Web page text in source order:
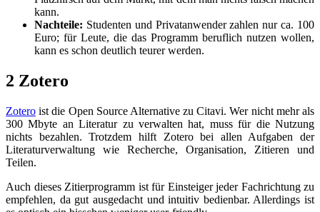
kann.
Nachteile: Studenten und Privatanwender zahlen nur ca. 100
Euro; für Leute, die das Programm beruflich nutzen wollen,
kann es schon deutlich teurer werden.
2 Zotero
Zotero ist die Open Source Alternative zu Citavi. Wer nicht mehr als
300 Mbyte an Literatur zu verwalten hat, muss für die Nutzung
nichts bezahlen. Trotzdem hilft Zotero bei allen Aufgaben der
Literaturverwaltung wie Recherche, Organisation, Zitieren und
Teilen.
Auch dieses Zitierprogramm ist für Einsteiger jeder Fachrichtung zu
empfehlen, da gut ausgedacht und intuitiv bedienbar. Allerdings ist